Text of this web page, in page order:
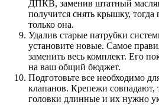
ДПКВ, заменив штатный
получится снять крышку, тогда
только она.
Удалив старые патрубки
установите новые. Самое
заменить весь комплект. Его
на ваш общий бюджет.
Подготовьте все необходимо
клапанов. Крепежи совпадают,
головки длинные и их нужно